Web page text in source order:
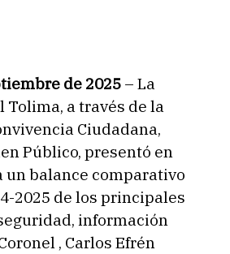
de 2025 – La
Tolima, a través de la
Ciudadana,
Público, presentó en
un balance comparativo
2025 de los principales
información
, Carlos Efrén